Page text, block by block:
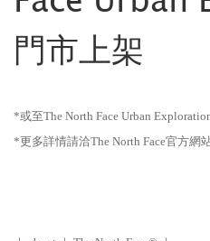
門市上架
*或至The North Face Urban
*更多詳情請洽The North Face官方網